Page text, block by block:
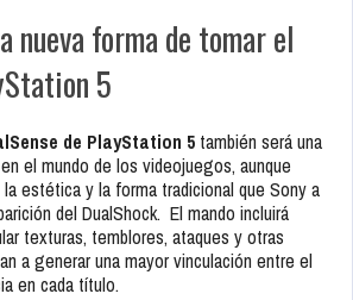
nueva forma de tomar el
5
de PlayStation 5 también será una
el mundo de los videojuegos, aunque
estética y la forma tradicional que Sony a
del DualShock. El mando incluirá
texturas, temblores, ataques y otras
a generar una mayor vinculación entre el
en cada título.